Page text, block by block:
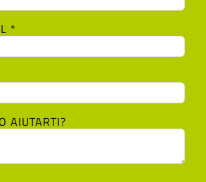
*
AIUTARTI?